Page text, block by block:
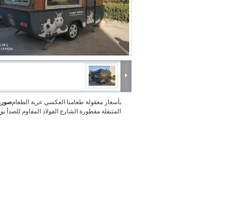
بأسعار معقولة طعامنا العكسي عربة الطعام
المتنقلة مقطورة الشارع الفولاذ المقاوم للصدأ